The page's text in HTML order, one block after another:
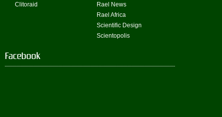
Clitoraid
Rael News
Rael Africa
Scientific Design
Scientopolis
Facebook